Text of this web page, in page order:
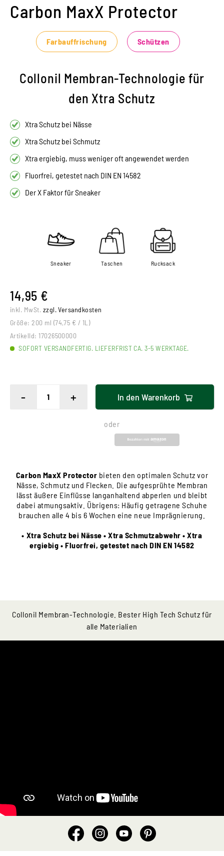
Carbon MaxX Protector
Farbauffrischung Schützen
Collonil Membran-Technologie für
den Xtra Schutz
Xtra Schutz bei Nässe
Xtra Schutz bei Schmutz
Xtra ergiebig, muss weniger oft angewendet werden
Fluorfrei, getestet nach DIN EN 14582
Der X Faktor für Sneaker
Sneaker Taschen Rucksack
14,95 €
inkl. MwSt. zzgl. Versandkosten
Größe: 200 ml (74,75 € / 1L)
ArtikelId: 17026500000
SOFORT VERSANDFERTIG. LIEFERFRIST CA. 3-5 WERKTAGE.
- + In den Warenkorb
oder
Carbon MaxX Protector bieten den optimalen Schutz vor
Nässe, Schmutz und Flecken. Die aufgesprühte Membran
lässt äußere Einflüsse langanhaltend abperlen und bleibt
dabei atmungsaktiv. Übrigens: Häufig getragene Schuhe
brauchen alle 4 bis 6 Wochen eine neue Imprägnierung.
• Xtra Schutz bei Nässe • Xtra Schmutzabwehr • Xtra
ergiebig • Fluorfrei, getestet nach DIN EN 14582
Collonil Membran-Technologie. Bester High Tech Schutz für
alle Materialien